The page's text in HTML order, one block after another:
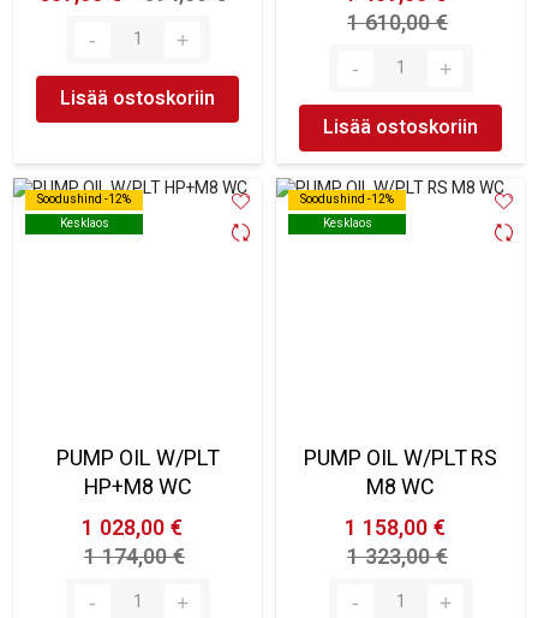
Lisää ostoskoriin
1 610,00 €
Lisää ostoskoriin
Soodushind -12%
Kesklaos
Soodushind -12%
Kesklaos
PUMP OIL W/PLT
HP+M8 WC
1 028,00 €
1 174,00 €
Soodushind -12%
Kesklaos
Soodushind -12%
Kesklaos
PUMP OIL W/PLT RS
M8 WC
1 158,00 €
1 323,00 €